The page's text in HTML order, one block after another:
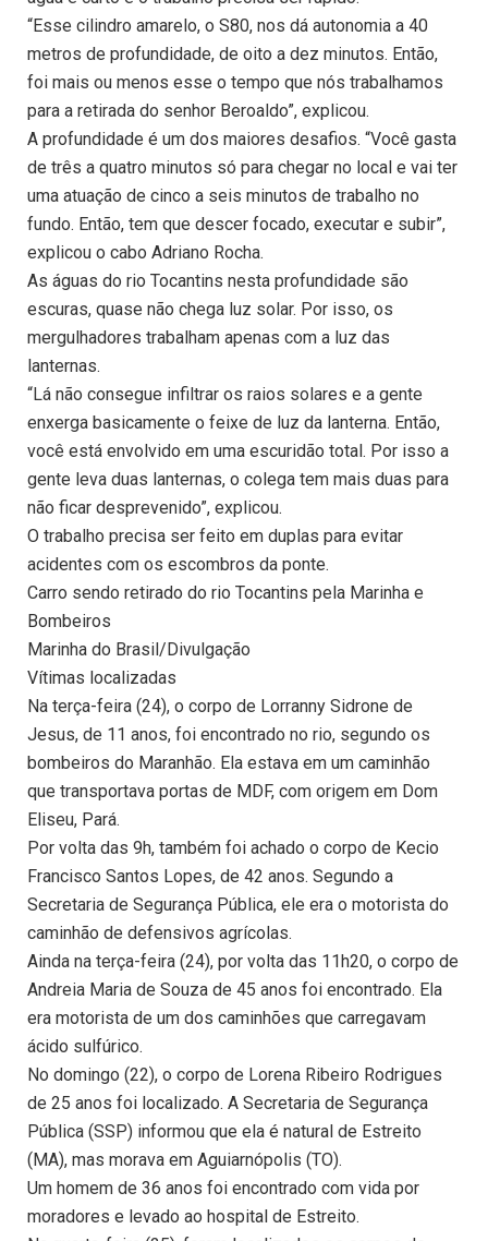
“Esse cilindro amarelo, o S80, nos dá autonomia a 40
metros de profundidade, de oito a dez minutos. Então,
foi mais ou menos esse o tempo que nós trabalhamos
para a retirada do senhor Beroaldo”, explicou.
A profundidade é um dos maiores desafios. “Você gasta
de três a quatro minutos só para chegar no local e vai ter
uma atuação de cinco a seis minutos de trabalho no
fundo. Então, tem que descer focado, executar e subir”,
explicou o cabo Adriano Rocha.
As águas do rio Tocantins nesta profundidade são
escuras, quase não chega luz solar. Por isso, os
mergulhadores trabalham apenas com a luz das
lanternas.
“Lá não consegue infiltrar os raios solares e a gente
enxerga basicamente o feixe de luz da lanterna. Então,
você está envolvido em uma escuridão total. Por isso a
gente leva duas lanternas, o colega tem mais duas para
não ficar desprevenido”, explicou.
O trabalho precisa ser feito em duplas para evitar
acidentes com os escombros da ponte.
Carro sendo retirado do rio Tocantins pela Marinha e
Bombeiros
Marinha do Brasil/Divulgação
Vítimas localizadas
Na terça-feira (24), o corpo de Lorranny Sidrone de
Jesus, de 11 anos, foi encontrado no rio, segundo os
bombeiros do Maranhão. Ela estava em um caminhão
que transportava portas de MDF, com origem em Dom
Eliseu, Pará.
Por volta das 9h, também foi achado o corpo de Kecio
Francisco Santos Lopes, de 42 anos. Segundo a
Secretaria de Segurança Pública, ele era o motorista do
caminhão de defensivos agrícolas.
Ainda na terça-feira (24), por volta das 11h20, o corpo de
Andreia Maria de Souza de 45 anos foi encontrado. Ela
era motorista de um dos caminhões que carregavam
ácido sulfúrico.
No domingo (22), o corpo de Lorena Ribeiro Rodrigues
de 25 anos foi localizado. A Secretaria de Segurança
Pública (SSP) informou que ela é natural de Estreito
(MA), mas morava em Aguiarnópolis (TO).
Um homem de 36 anos foi encontrado com vida por
moradores e levado ao hospital de Estreito.